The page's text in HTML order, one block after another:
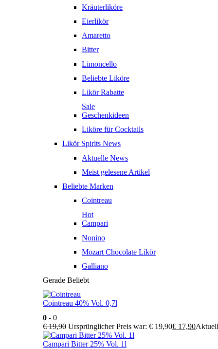
Kräuterliköre
Eierlikör
Amaretto
Bitter
Limoncello
Beliebte Liköre
Likör Rabatte
Sale
Geschenkideen
Liköre für Cocktails
Likör Spirits News
Aktuelle News
Meist gelesene Artikel
Beliebte Marken
Cointreau
Hot
Campari
Nonino
Mozart Chocolate Likör
Galliano
Gerade Beliebt
Cointreau 40% Vol. 0,7l
0 - 0
€19,90 Ursprünglicher Preis war: € 19,90€ 17,90
Campari Bitter 25% Vol. 1l